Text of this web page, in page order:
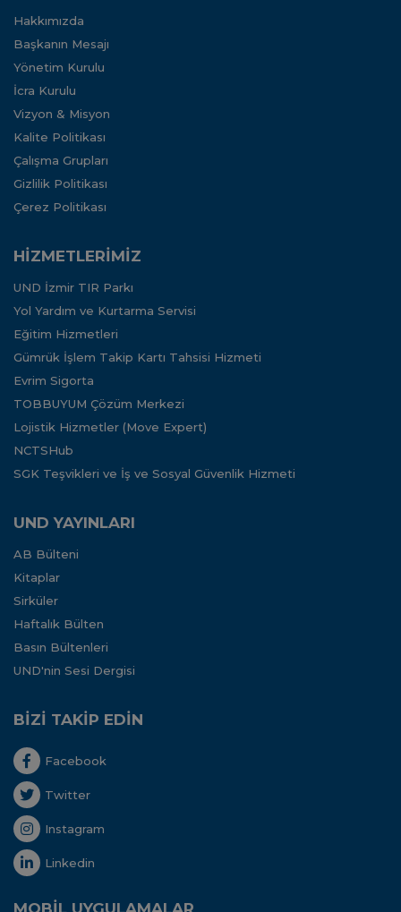
Hakkımızda
Başkanın Mesajı
Yönetim Kurulu
İcra Kurulu
Vizyon & Misyon
Kalite Politikası
Çalışma Grupları
Gizlilik Politikası
Çerez Politikası
HİZMETLERİMİZ
UND İzmir TIR Parkı
Yol Yardım ve Kurtarma Servisi
Eğitim Hizmetleri
Gümrük İşlem Takip Kartı Tahsisi Hizmeti
Evrim Sigorta
TOBBUYUM Çözüm Merkezi
Lojistik Hizmetler (Move Expert)
NCTSHub
SGK Teşvikleri ve İş ve Sosyal Güvenlik Hizmeti
UND YAYINLARI
AB Bülteni
Kitaplar
Sirküler
Haftalık Bülten
Basın Bültenleri
UND'nin Sesi Dergisi
BİZİ TAKİP EDİN
Facebook
Twitter
Instagram
Linkedin